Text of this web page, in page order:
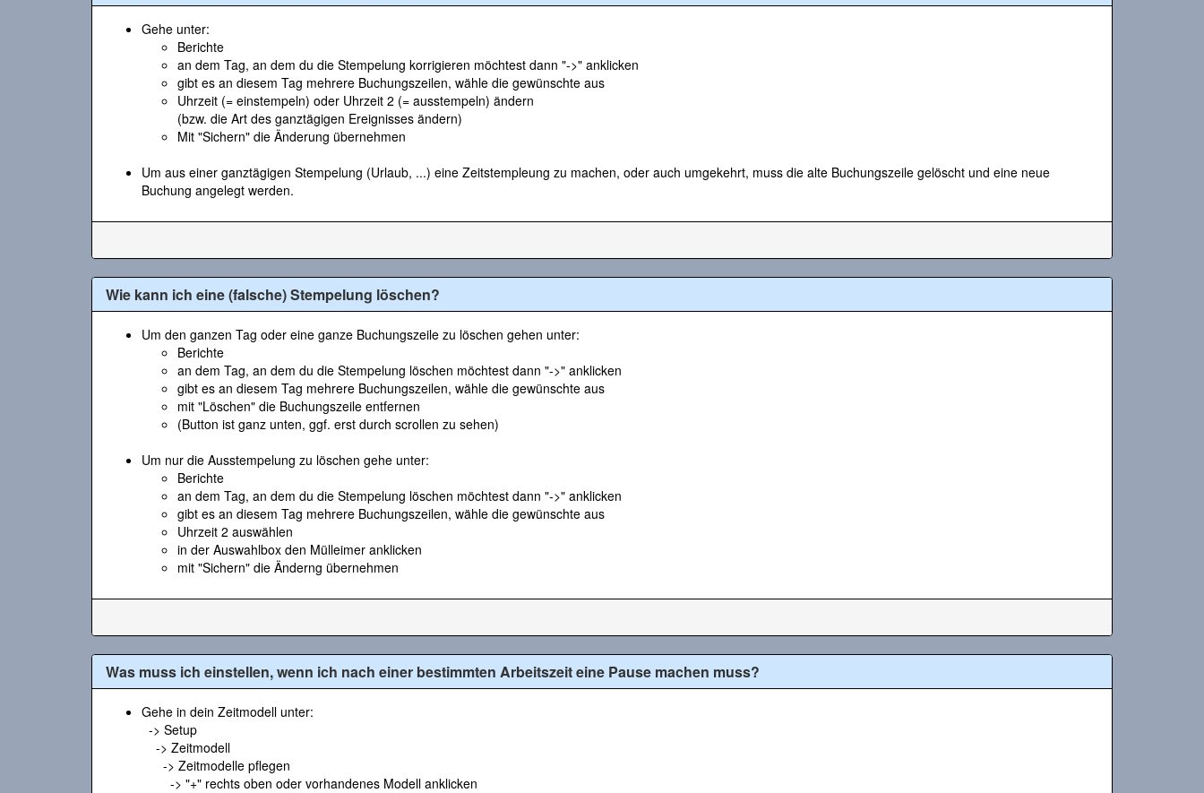
Gehe unter:
Berichte
an dem Tag, an dem du die Stempelung korrigieren möchtest dann "->" anklicken
gibt es an diesem Tag mehrere Buchungszeilen, wähle die gewünschte aus
Uhrzeit (= einstempeln) oder Uhrzeit 2 (= ausstempeln) ändern
(bzw. die Art des ganztägigen Ereignisses ändern)
Mit "Sichern" die Änderung übernehmen
Um aus einer ganztägigen Stempelung (Urlaub, ...) eine Zeitstempleung zu machen, oder auch umgekehrt, muss die alte Buchungszeile gelöscht und eine neue
Buchung angelegt werden.
Wie kann ich eine (falsche) Stempelung löschen?
Um den ganzen Tag oder eine ganze Buchungszeile zu löschen gehen unter:
Berichte
an dem Tag, an dem du die Stempelung löschen möchtest dann "->" anklicken
gibt es an diesem Tag mehrere Buchungszeilen, wähle die gewünschte aus
mit "Löschen" die Buchungszeile entfernen
(Button ist ganz unten, ggf. erst durch scrollen zu sehen)
Um nur die Ausstempelung zu löschen gehe unter:
Berichte
an dem Tag, an dem du die Stempelung löschen möchtest dann "->" anklicken
gibt es an diesem Tag mehrere Buchungszeilen, wähle die gewünschte aus
Uhrzeit 2 auswählen
in der Auswahlbox den Mülleimer anklicken
mit "Sichern" die Änderng übernehmen
Was muss ich einstellen, wenn ich nach einer bestimmten Arbeitszeit eine Pause machen muss?
Gehe in dein Zeitmodell unter:
-> Setup
-> Zeitmodell
-> Zeitmodelle pflegen
-> "+" rechts oben oder vorhandenes Modell anklicken